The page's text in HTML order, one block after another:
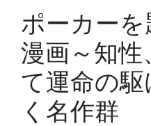
ポーカー
漫画～知性
て運命の
く名作群